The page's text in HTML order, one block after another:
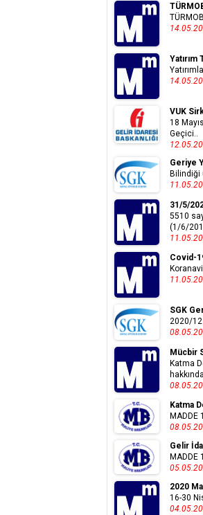
VUK
18
Geçici..
Geriye
Bilindiği
31/5/
5510
(1/6/
Covid-
SGK
2020/12
Mücbir
Katma
Katma
MADDE
Gelir
MADDE
2020
16-30